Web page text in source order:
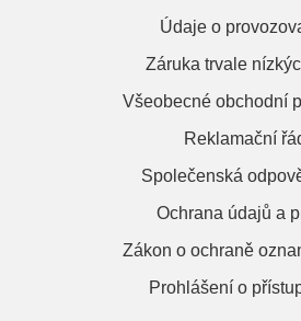
Údaje o
Záruka trvale
Všeobecné obchodní
Reklamační
Společenská
Ochrana údajů a
Zákon o ochraně
Prohlášení o